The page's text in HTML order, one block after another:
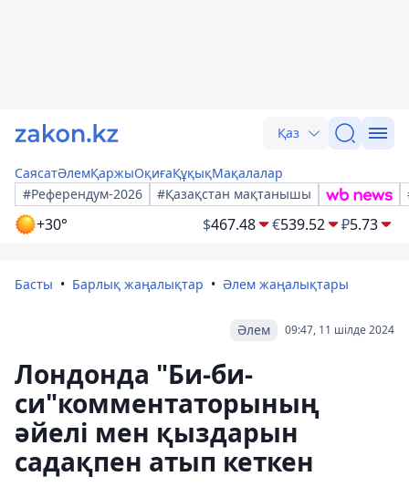
Қаз
СаясатӘлемҚаржыОқиғаҚұқықМақалалар
#Референдум-2026
#Қазақстан мақтанышы
+30° $467.48 €539.52 ₽5.73
Басты Барлық жаңалықтар Әлем жаңалықтары
09:47, 11 шілде 2024
Әлем
Лондонда "Би-би-
си"комментаторының
әйелі мен қыздарын
садақпен атып кеткен